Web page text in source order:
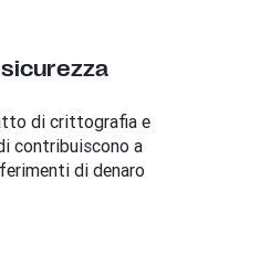
di crittografia e
contribuiscono a
di denaro